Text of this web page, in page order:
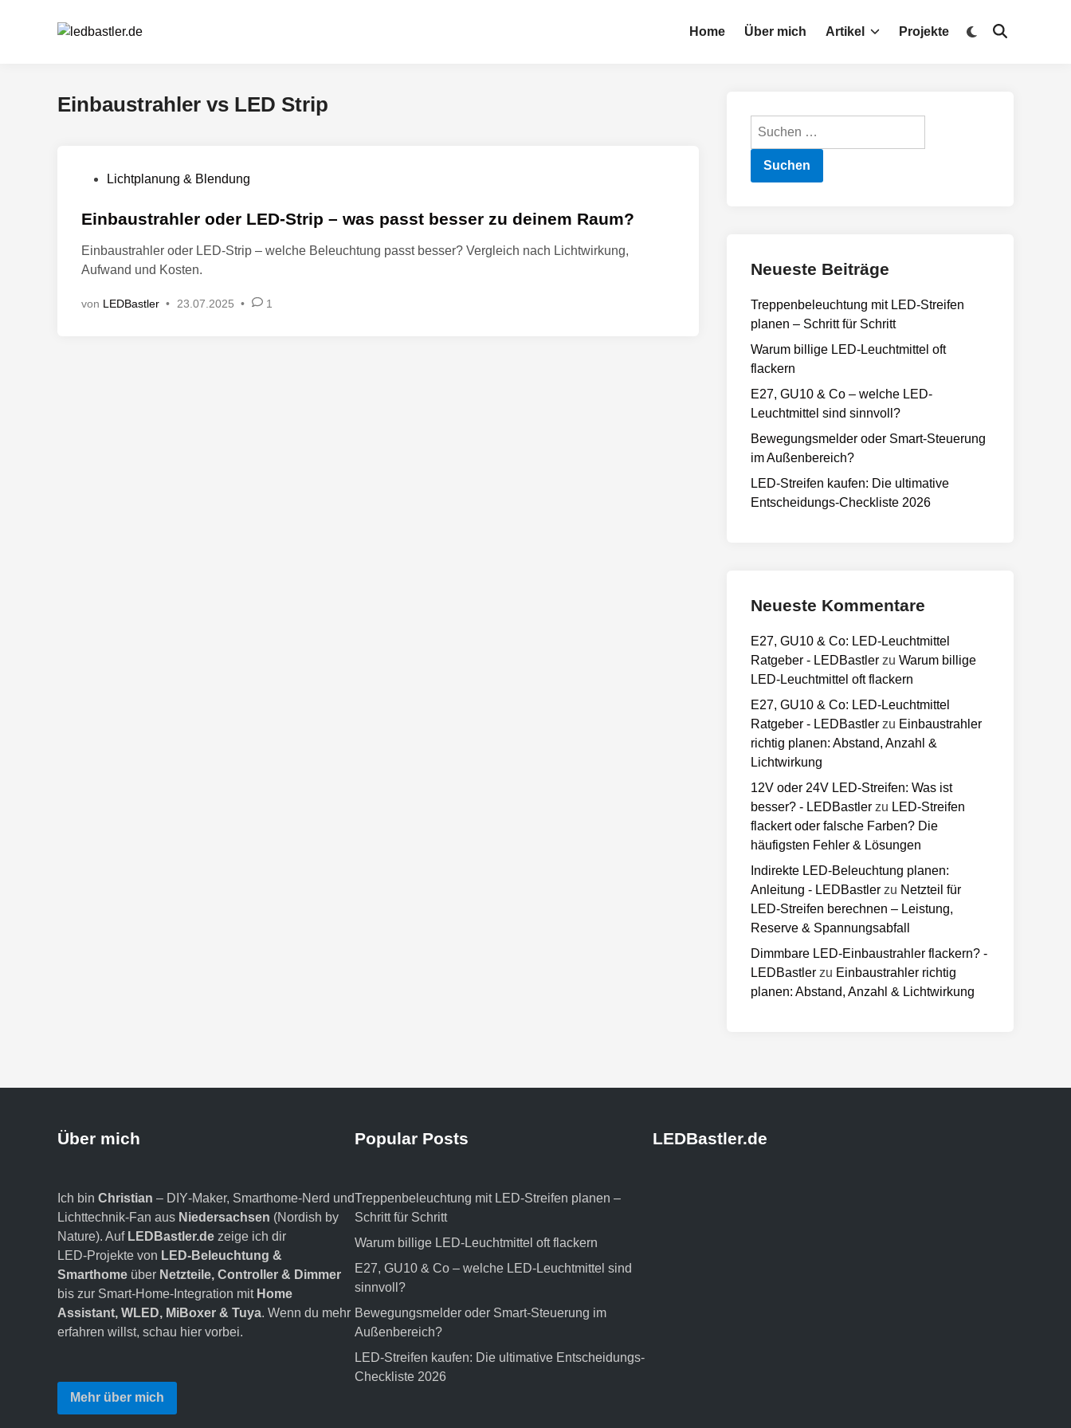
Home Über mich Artikel Projekte
Zu
dunklem
Suche
Einbaustrahler vs LED Strip
r
f
f
n
Lichtplanung & Blendung
Einbaustrahler oder LED-Strip – was passt besser zu deinem Raum?
Einbaustrahler oder LED-Strip – welche Beleuchtung passt besser? Vergleich nach Lichtwirkung,
Aufwand und Kosten.
von LEDBastler • 23.07.2025 • 1
Suchen
Neueste Beiträge
Treppenbeleuchtung mit LED-Streifen
planen – Schritt für Schritt
Warum billige LED-Leuchtmittel oft
flackern
E27, GU10 & Co – welche LED-
Leuchtmittel sind sinnvoll?
Bewegungsmelder oder Smart-Steuerung
im Außenbereich?
LED-Streifen kaufen: Die ultimative
Entscheidungs-Checkliste 2026
Neueste Kommentare
E27, GU10 & Co: LED-Leuchtmittel
Ratgeber - LEDBastler zu Warum billige
LED-Leuchtmittel oft flackern
E27, GU10 & Co: LED-Leuchtmittel
Ratgeber - LEDBastler zu Einbaustrahler
richtig planen: Abstand, Anzahl &
Lichtwirkung
12V oder 24V LED-Streifen: Was ist
besser? - LEDBastler zu LED-Streifen
flackert oder falsche Farben? Die
häufigsten Fehler & Lösungen
Indirekte LED-Beleuchtung planen:
Anleitung - LEDBastler zu Netzteil für
LED-Streifen berechnen – Leistung,
Reserve & Spannungsabfall
Dimmbare LED-Einbaustrahler flackern? -
LEDBastler zu Einbaustrahler richtig
planen: Abstand, Anzahl & Lichtwirkung
Über mich
Ich bin Christian – DIY‑Maker, Smarthome‑Nerd und
Lichttechnik‑Fan aus Niedersachsen (Nordish by
Nature). Auf LEDBastler.de zeige ich dir
LED‑Projekte von LED‑Beleuchtung &
Smarthome über Netzteile, Controller & Dimmer
bis zur Smart‑Home‑Integration mit Home
Assistant, WLED, MiBoxer & Tuya. Wenn du mehr
erfahren willst, schau hier vorbei.
Mehr über mich
Popular Posts
Treppenbeleuchtung mit LED-Streifen planen –
Schritt für Schritt
Warum billige LED-Leuchtmittel oft flackern
E27, GU10 & Co – welche LED-Leuchtmittel sind
sinnvoll?
Bewegungsmelder oder Smart-Steuerung im
Außenbereich?
LED-Streifen kaufen: Die ultimative Entscheidungs-
Checkliste 2026
LEDBastler.de